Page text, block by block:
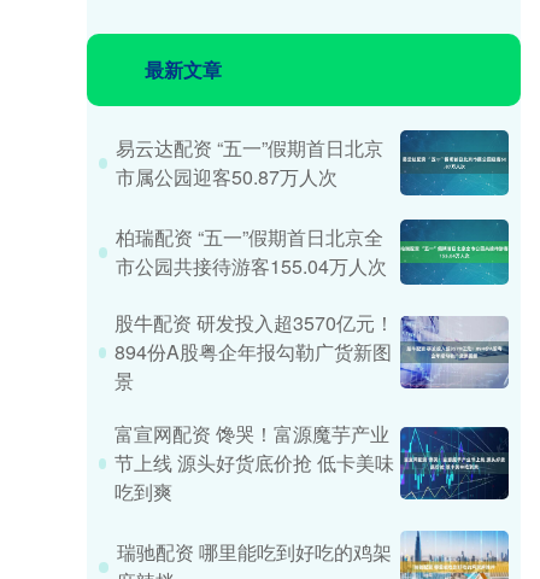
最新文章
易云达配资 “五一”假期首日北京
市属公园迎客50.87万人次
柏瑞配资 “五一”假期首日北京全
市公园共接待游客155.04万人次
股牛配资 研发投入超3570亿元！
894份A股粤企年报勾勒广货新图
景
富宣网配资 馋哭！富源魔芋产业
节上线 源头好货底价抢 低卡美味
吃到爽
瑞驰配资 哪里能吃到好吃的鸡架